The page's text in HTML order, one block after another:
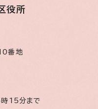
役所
番地
15分まで